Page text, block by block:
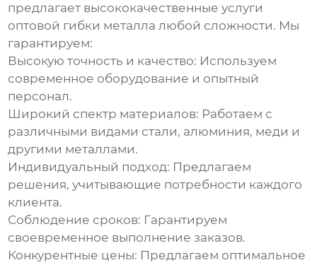
предлагает высококачественные услуги
оптовой гибки металла любой сложности. Мы
гарантируем:
Высокую точность и качество: Используем
современное оборудование и опытный
персонал.
Широкий спектр материалов: Работаем с
различными видами стали, алюминия, меди и
другими металлами.
Индивидуальный подход: Предлагаем
решения, учитывающие потребности каждого
клиента.
Соблюдение сроков: Гарантируем
своевременное выполнение заказов.
Конкурентные цены: Предлагаем оптимальное